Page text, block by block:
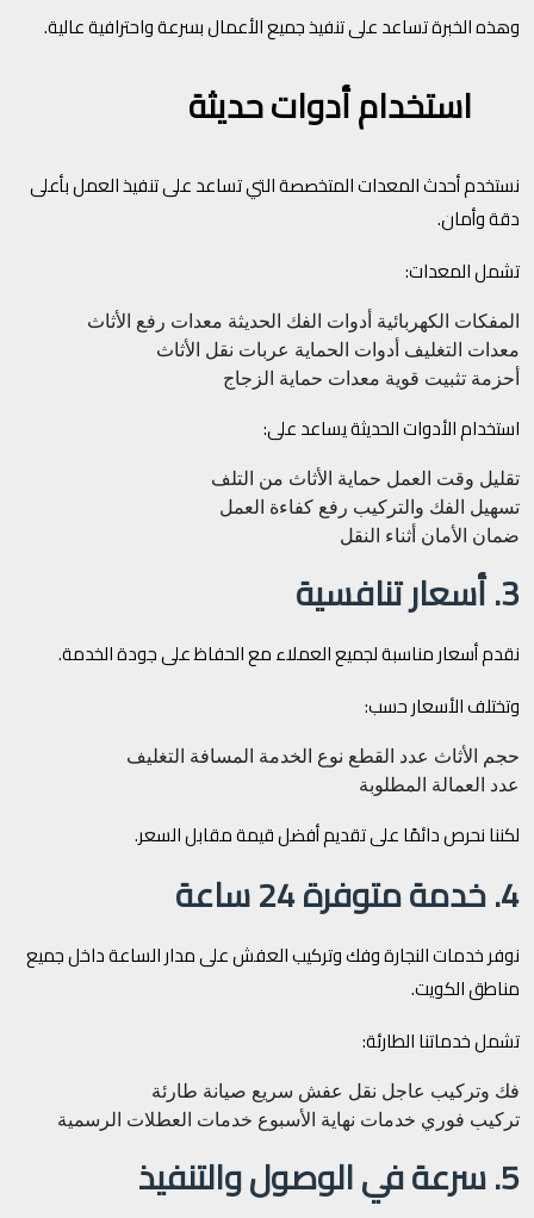
وهذه الخبرة تساعد على تنفيذ جميع الأعمال بسرعة واحترافية عالية.
استخدام أدوات حديثة
نستخدم أحدث المعدات المتخصصة التي تساعد على تنفيذ العمل بأعلى
دقة وأمان.
تشمل المعدات:
المفكات الكهربائية أدوات الفك الحديثة معدات رفع الأثاث
معدات التغليف أدوات الحماية عربات نقل الأثاث
أحزمة تثبيت قوية معدات حماية الزجاج
استخدام الأدوات الحديثة يساعد على:
تقليل وقت العمل حماية الأثاث من التلف
تسهيل الفك والتركيب رفع كفاءة العمل
ضمان الأمان أثناء النقل
3. أسعار تنافسية
نقدم أسعار مناسبة لجميع العملاء مع الحفاظ على جودة الخدمة.
وتختلف الأسعار حسب:
حجم الأثاث عدد القطع نوع الخدمة المسافة التغليف
عدد العمالة المطلوبة
لكننا نحرص دائمًا على تقديم أفضل قيمة مقابل السعر.
4. خدمة متوفرة 24 ساعة
نوفر خدمات النجارة وفك وتركيب العفش على مدار الساعة داخل جميع
مناطق الكويت.
تشمل خدماتنا الطارئة:
فك وتركيب عاجل نقل عفش سريع صيانة طارئة
تركيب فوري خدمات نهاية الأسبوع خدمات العطلات الرسمية
5. سرعة في الوصول والتنفيذ